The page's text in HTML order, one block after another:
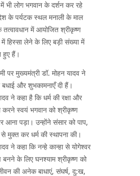
भी लोग भगवान के दर्शन कर रहे
के पर्यटक स्थल मनाली के माल
में आयोजित श्रीकृष्ण
में हिस्सा लेने के लिए बड़ी संख्या में
हुए हैं।
पर मुख्यमंत्री डॉ. मोहन यादव ने
बधाई और शुभकामनाएँ दी हैं।
ने कहा है कि धर्म की रक्षा और
करने स्वयं भगवान को श्रीकृष्ण
आना पड़ा। उन्होंने संसार को पाप,
मुक्त कर धर्म की स्थापना की।
ने कहा कि नन्हे कान्हा से योगेश्वर
बनने के लिए घनश्याम श्रीकृष्ण को
की अनेक बाधाएं, संघर्ष, दु:ख,